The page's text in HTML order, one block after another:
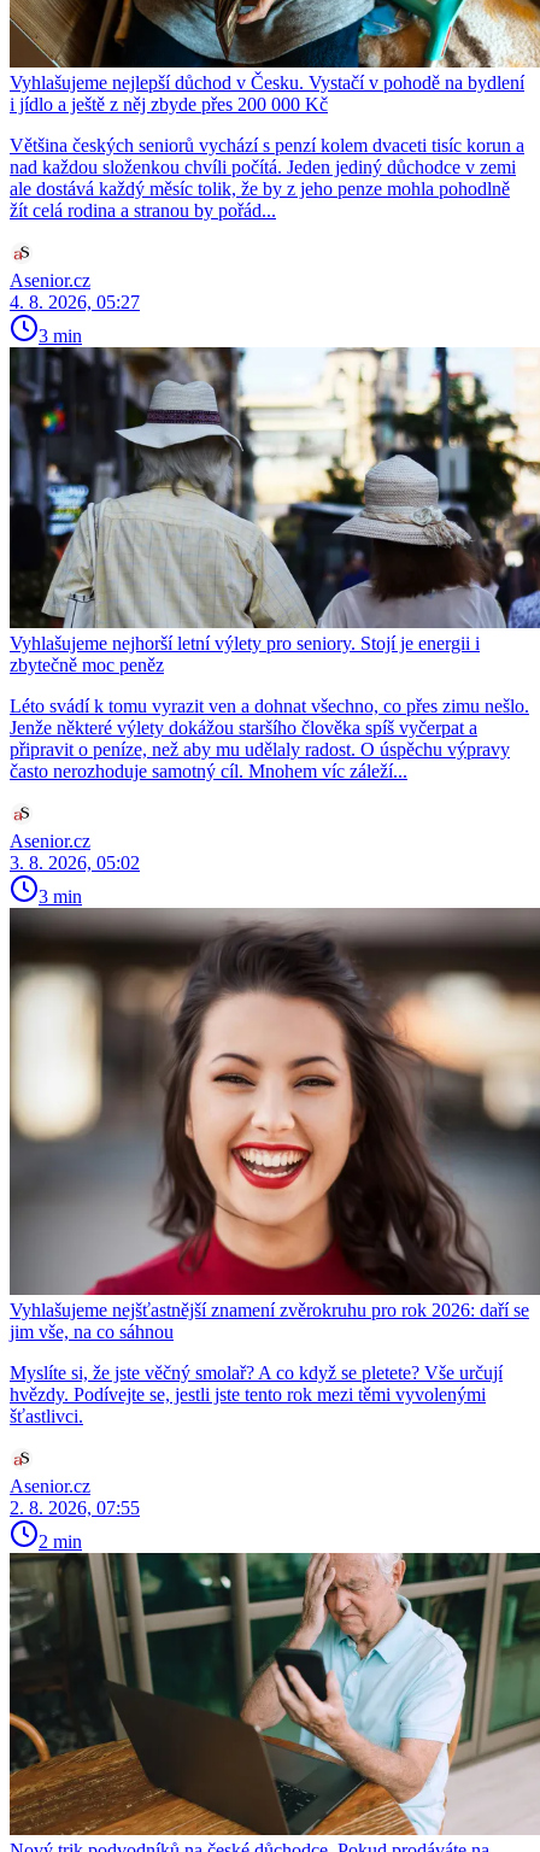
Vyhlašujeme nejlepší důchod v Česku. Vystačí v pohodě na bydlení
i jídlo a ještě z něj zbyde přes 200 000 Kč
Většina českých seniorů vychází s penzí kolem dvaceti tisíc korun a
nad každou složenkou chvíli počítá. Jeden jediný důchodce v zemi
ale dostává každý měsíc tolik, že by z jeho penze mohla pohodlně
žít celá rodina a stranou by pořád...
Asenior.cz
4. 8. 2026, 05:27
3 min
Vyhlašujeme nejhorší letní výlety pro seniory. Stojí je energii i
zbytečně moc peněz
Léto svádí k tomu vyrazit ven a dohnat všechno, co přes zimu nešlo.
Jenže některé výlety dokážou staršího člověka spíš vyčerpat a
připravit o peníze, než aby mu udělaly radost. O úspěchu výpravy
často nerozhoduje samotný cíl. Mnohem víc záleží...
Asenior.cz
3. 8. 2026, 05:02
3 min
Vyhlašujeme nejšťastnější znamení zvěrokruhu pro rok 2026: daří se
jim vše, na co sáhnou
Myslíte si, že jste věčný smolař? A co když se pletete? Vše určují
hvězdy. Podívejte se, jestli jste tento rok mezi těmi vyvolenými
šťastlivci.
Asenior.cz
2. 8. 2026, 07:55
2 min